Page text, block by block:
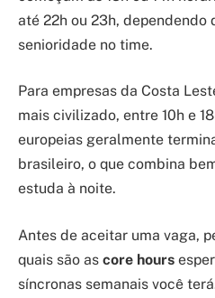
até 22h ou 23h, dependendo
senioridade no time.
Para empresas da Costa
mais civilizado, entre 10h e
europeias geralmente
brasileiro, o que combina
estuda à noite.
Antes de aceitar uma vaga,
quais são as core hours
síncronas semanais você